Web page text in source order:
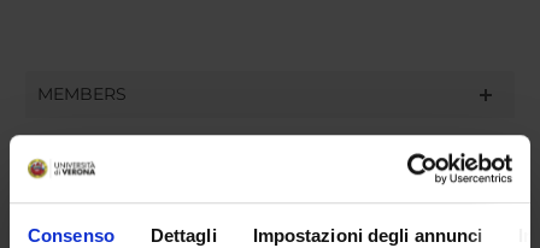
Consenso Dettagli Impostazioni degli annunci
MEMBERS
Francesco Fantin
Elena Zoico